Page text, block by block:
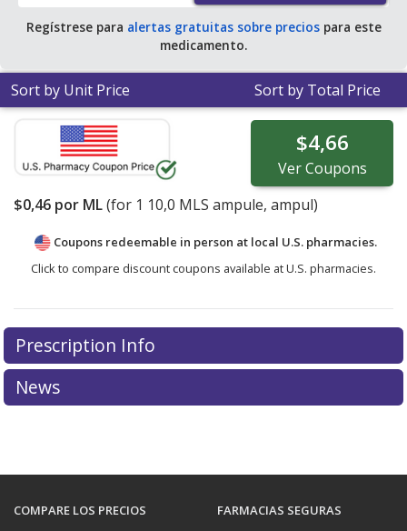
Regístrese para alertas gratuitas sobre preciospara este
medicamento.
Sort by Unit Price Sort by Total Price
$4,66
VerCoupons
$0,46 por ML(for 1 10,0 MLS ampule, ampul)
Coupons redeemable in person at local U.S. pharmacies.
Click to compare discount coupons available at U.S. pharmacies.
Prescription Info
News
COMPARE LOS PRECIOS FARMACIAS SEGURAS